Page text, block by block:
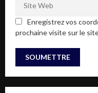
Enregistrez vos
prochaine visite sur le